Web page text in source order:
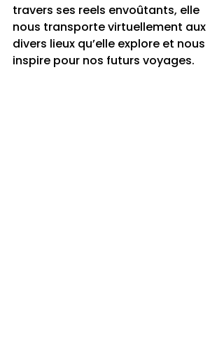
travers ses reels envoûtants, elle
nous transporte virtuellement aux
divers lieux qu’elle explore et nous
inspire pour nos futurs voyages.